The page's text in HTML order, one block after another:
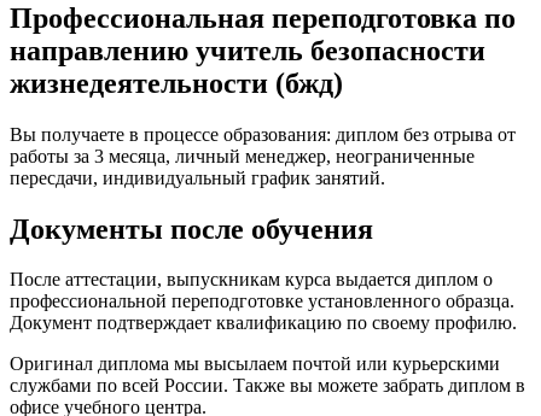
Профессиональная переподготовка по
направлению учитель безопасности
жизнедеятельности (бжд)
Вы получаете в процессе образования: диплом без отрыва от
работы за 3 месяца, личный менеджер, неограниченные
пересдачи, индивидуальный график занятий.
Документы после обучения
После аттестации, выпускникам курса выдается диплом о
профессиональной переподготовке установленного образца.
Документ подтверждает квалификацию по своему профилю.
Оригинал диплома мы высылаем почтой или курьерскими
службами по всей России. Также вы можете забрать диплом в
офисе учебного центра.